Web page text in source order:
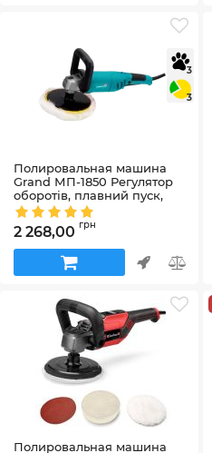
3
3
Полировальная машина
Grand МП-1850 Регулятор
оборотів, плавний пуск,
стабілізація оборотів 600-
3000 об/хв
Артикул:GrandМП-1850
2 268,00 грн
Полировальная машина